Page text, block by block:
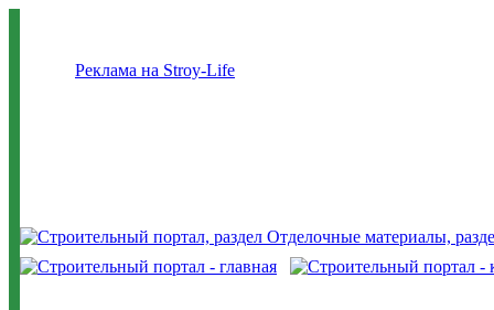
Реклама на Stroy-Life